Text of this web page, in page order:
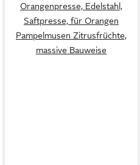
Orangenpresse, Edelstahl,
Saftpresse, für Orangen
Pampelmusen Zitrusfrüchte,
massive Bauweise